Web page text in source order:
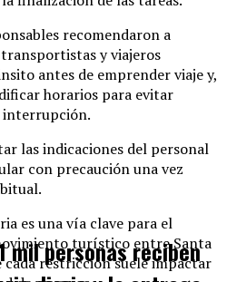
recomendaron a
y viajeros
antes de emprender viaje y,
horarios para evitar
interrupción.
las indicaciones del personal
con precaución una vez
es una vía clave para el
turístico entre Santa
cada restricción suele impactar
mil personas reciben